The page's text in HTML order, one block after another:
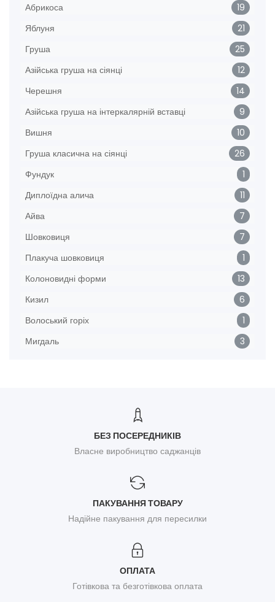
Абрикоса
19
Яблуня
21
Груша
25
Азійська груша на сіянці
12
Черешня
14
Азійська груша на інтеркалярній вставці
9
Вишня
10
Груша класична на сіянці
26
Фундук
1
Диплоїдна алича
11
Айва
7
Шовковиця
7
Плакуча шовковиця
1
Колоновидні форми
13
Кизил
6
Волоський горіх
1
Мигдаль
3
БЕЗ ПОСЕРЕДНИКІВ
Власне виробництво саджанців
ПАКУВАННЯ ТОВАРУ
Надійне пакування для пересилки
ОПЛАТА
Готівкова та безготівкова оплата